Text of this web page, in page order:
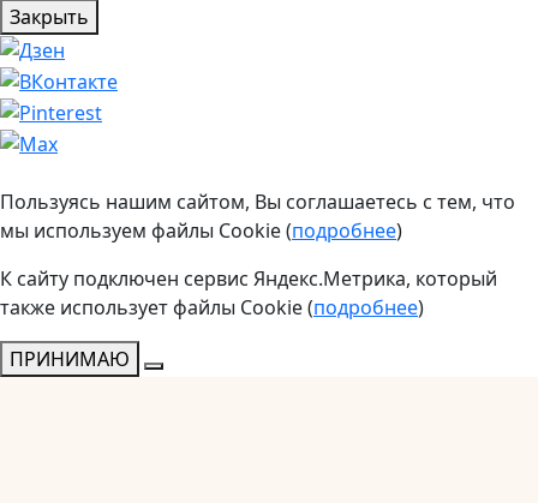
Закрыть
Пользуясь нашим сайтом, Вы соглашаетесь с тем, что
мы используем файлы Cookie (подробнее)
К сайту подключен сервис Яндекс.Метрика, который
также использует файлы Cookie (подробнее)
ПРИНИМАЮ